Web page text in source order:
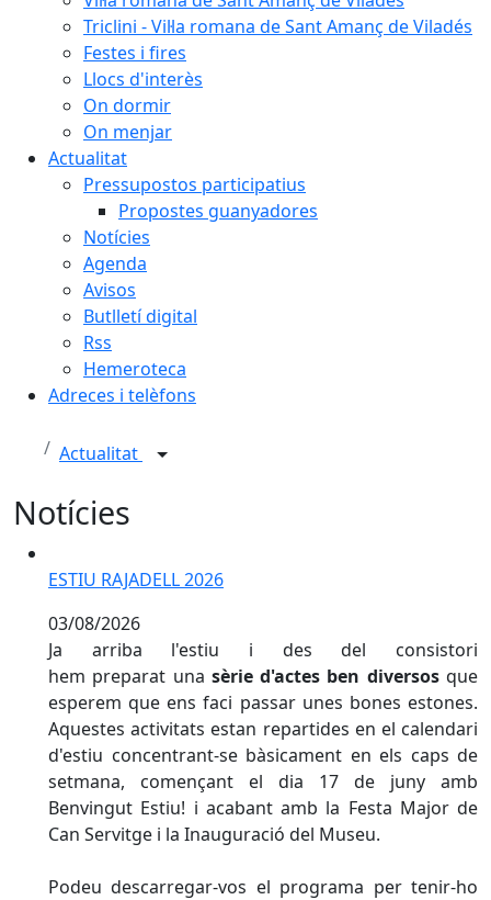
Triclini - Vil·la romana de Sant Amanç de Viladés
Festes i fires
Llocs d'interès
On dormir
On menjar
Actualitat
Pressupostos participatius
Propostes guanyadores
Notícies
Agenda
Avisos
Butlletí digital
Rss
Hemeroteca
Adreces i telèfons
Actualitat
Notícies
ESTIU RAJADELL 2026
03/08/2026
Ja arriba l'estiu i des del consistori
hem preparat una sèrie d'actes ben diversosque
esperem que ens faci passar unes bones estones.
Aquestes activitats estan repartides en el calendari
d'estiu concentrant-se bàsicament en els caps de
setmana, començant el dia 17 de juny amb
Benvingut Estiu! i acabant amb la Festa Major de
Can Servitge i la Inauguració del Museu.
Podeu descarregar-vos el programa per tenir-ho